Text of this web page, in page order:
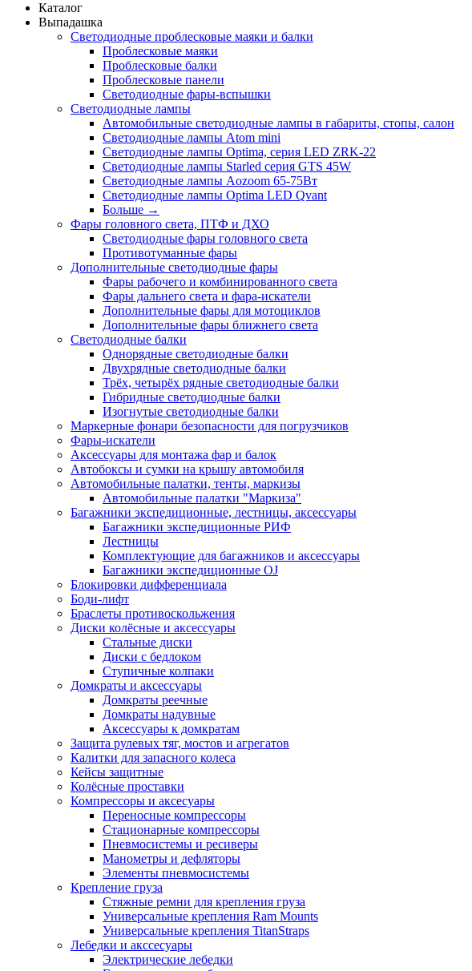
Каталог
Выпадашка
Светодиодные проблесковые маяки и балки
Проблесковые маяки
Проблесковые балки
Проблесковые панели
Светодиодные фары-вспышки
Светодиодные лампы
Автомобильные светодиодные лампы в габариты, стопы, салон
Светодиодные лампы Atom mini
Светодиодные лампы Optima, серия LED ZRK-22
Светодиодные лампы Starled серия GTS 45W
Светодиодные лампы Aozoom 65-75Вт
Светодиодные лампы Optima LED Qvant
Больше →
Фары головного света, ПТФ и ДХО
Светодиодные фары головного света
Противотуманные фары
Дополнительные светодиодные фары
Фары рабочего и комбинированного света
Фары дальнего света и фара-искатели
Дополнительные фары для мотоциклов
Дополнительные фары ближнего света
Светодиодные балки
Однорядные светодиодные балки
Двухрядные светодиодные балки
Трёх, четырёх рядные светодиодные балки
Гибридные светодиодные балки
Изогнутые светодиодные балки
Маркерные фонари безопасности для погрузчиков
Фары-искатели
Аксессуары для монтажа фар и балок
Автобоксы и сумки на крышу автомобиля
Автомобильные палатки, тенты, маркизы
Автомобильные палатки "Маркиза"
Багажники экспедиционные, лестницы, аксессуары
Багажники экспедиционные РИФ
Лестницы
Комплектующие для багажников и аксессуары
Багажники экспедиционные OJ
Блокировки дифференциала
Боди-лифт
Браслеты противоскольжения
Диски колёсные и аксессуары
Стальные диски
Диски с бедлоком
Ступичные колпаки
Домкраты и аксессуары
Домкраты реечные
Домкраты надувные
Аксессуары к домкратам
Защита рулевых тяг, мостов и агрегатов
Калитки для запасного колеса
Кейсы защитные
Колёсные проставки
Компрессоры и аксесуары
Переносные компрессоры
Стационарные компрессоры
Пневмосистемы и ресиверы
Манометры и дефляторы
Элементы пневмосистемы
Крепление груза
Стяжные ремни для крепления груза
Универсальные крепления Ram Mounts
Универсальные крепления TitanStraps
Лебедки и акссесуары
Электрические лебедки